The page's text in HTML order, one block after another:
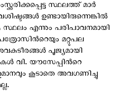
സ്ഥലത്ത് മാര്‍
ഉണ്ടായിരുന്നെങ്കില്‍
സ്ഥലം എന്നും പരിപാവനമായി
മറ്റുപല
പൂജ്യമായി
വി. യൗസേപ്പിന്‍റെ
കൂടാതെ അവഗണിച്ചു